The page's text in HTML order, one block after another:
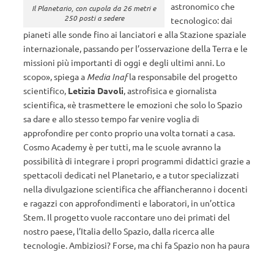
Il Planetario, con cupola da 26 metri e
250 posti a sedere
astronomico che
tecnologico: dai
pianeti alle sonde fino ai lanciatori e alla Stazione spaziale
internazionale, passando per l’osservazione della Terra e le
missioni più importanti di oggi e degli ultimi anni. Lo
scopo», spiega a Media Inafla responsabile del progetto
scientifico, Letizia Davoli, astrofisica e giornalista
scientifica, «è trasmettere le emozioni che solo lo Spazio
sa dare e allo stesso tempo far venire voglia di
approfondire per conto proprio una volta tornati a casa.
Cosmo Academy è per tutti, ma le scuole avranno la
possibilità di integrare i propri programmi didattici grazie a
spettacoli dedicati nel Planetario, e a tutor specializzati
nella divulgazione scientifica che affiancheranno i docenti
e ragazzi con approfondimenti e laboratori, in un’ottica
Stem. Il progetto vuole raccontare uno dei primati del
nostro paese, l’Italia dello Spazio, dalla ricerca alle
tecnologie. Ambiziosi? Forse, ma chi fa Spazio non ha paura